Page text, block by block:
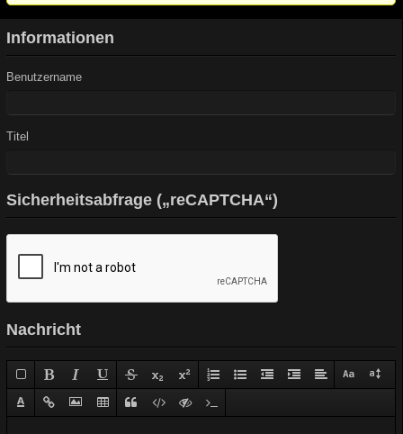
Informationen
Benutzername
Titel
Sicherheitsabfrage („reCAPTCHA“)
Nachricht